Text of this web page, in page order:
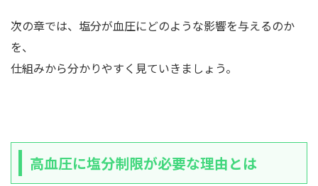
次の章では、塩分が血圧にどのような影響を与えるのか
を、
仕組みから分かりやすく見ていきましょう。
高血圧に塩分制限が必要な理由とは